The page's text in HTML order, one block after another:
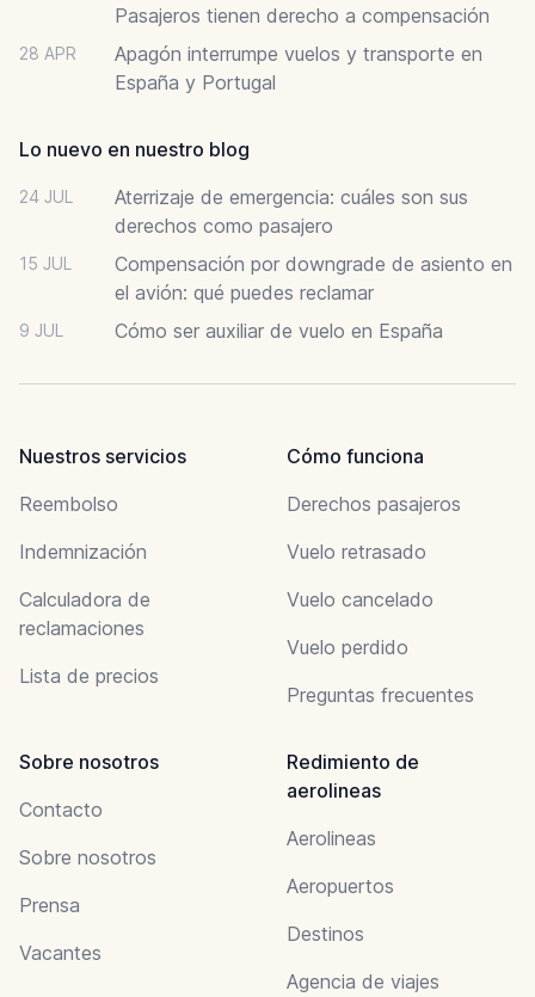
Pasajeros tienen derecho a compensación
28 APR
Apagón interrumpe vuelos y transporte en
España y Portugal
Lo nuevo en nuestro blog
24 JUL
Aterrizaje de emergencia: cuáles son sus
derechos como pasajero
15 JUL
Compensación por downgrade de asiento en
el avión: qué puedes reclamar
9 JUL Cómo ser auxiliar de vuelo en España
Nuestros servicios
Reembolso
Indemnización
Calculadora de
reclamaciones
Lista de precios
Cómo funciona
Derechos pasajeros
Vuelo retrasado
Vuelo cancelado
Vuelo perdido
Preguntas frecuentes
Sobre nosotros
Contacto
Sobre nosotros
Prensa
Vacantes
Redimiento de
aerolineas
Aerolineas
Aeropuertos
Destinos
Agencia de viajes